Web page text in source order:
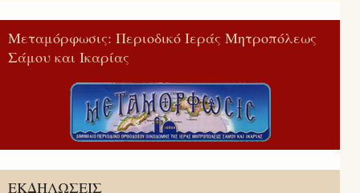
Μεταμόρφωσις: Περιοδικό Ιεράς Μητροπόλεως
Σάμου και Ικαρίας
ΕΚΔΗΛΩΣΕΙΣ